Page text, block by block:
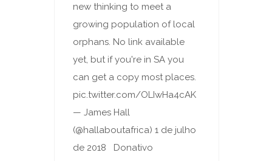
new thinking to meet a
growing population of local
orphans. No link available
yet, but if you're in SA you
can get a copy most places.
pic.twitter.com/OLIwHa4cAK
— James Hall
(@hallaboutafrica) 1 de julho
de 2018 Donativo